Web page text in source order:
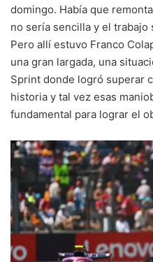
domingo. Había que
no sería sencilla y el
Pero allí estuvo Franco
una gran largada, una
Sprint donde logró superar
historia y tal vez esas
fundamental para lograr el